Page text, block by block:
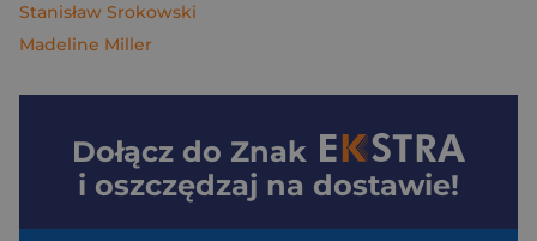
Stanisław Srokowski
Madeline Miller
Dołącz do Znak
i oszczędzaj na dostawie!